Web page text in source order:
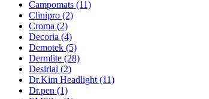
Campomats (11)
Clinipro (2)
Croma (2)
Decoria (4)
Demotek (5)
Dermlite (28)
Desirial (2)
Dr.Kim Headlight (11)
Dr.pen (1)